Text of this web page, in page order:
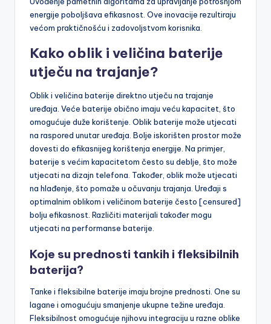
energije poboljšava efikasnost. Ove inovacije rezultiraju
većom praktičnošću i zadovoljstvom korisnika.
Kako oblik i veličina baterije
utječu na trajanje?
Oblik i veličina baterije direktno utječu na trajanje
uređaja. Veće baterije obično imaju veću kapacitet, što
omogućuje duže korištenje. Oblik baterije može utjecati
na raspored unutar uređaja. Bolje iskorišten prostor može
dovesti do efikasnijeg korištenja energije. Na primjer,
baterije s većim kapacitetom često su deblje, što može
utjecati na dizajn telefona. Također, oblik može utjecati
na hlađenje, što pomaže u očuvanju trajanja. Uređaji s
optimalnim oblikom i veličinom baterije često [censured]
bolju efikasnost. Različiti materijali također mogu
utjecati na performanse baterije.
Koje su prednosti tankih i fleksibilnih
baterija?
Tanke i fleksibilne baterije imaju brojne prednosti. One su
lagane i omogućuju smanjenje ukupne težine uređaja.
Fleksibilnost omogućuje njihovu integraciju u razne oblike